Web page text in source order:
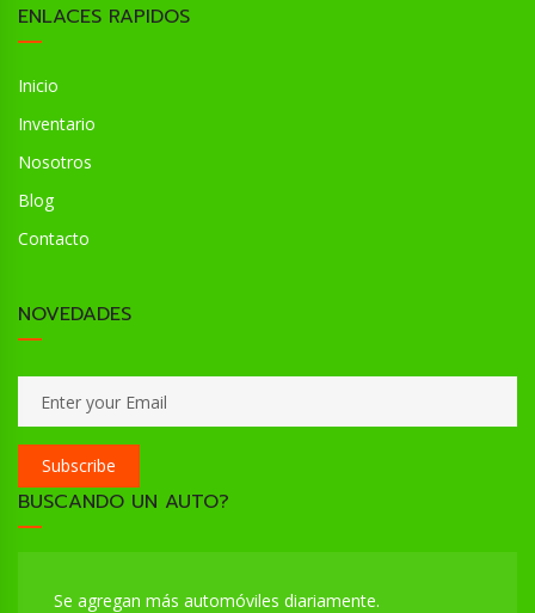
ENLACES RAPIDOS
Inicio
Inventario
Nosotros
Blog
Contacto
NOVEDADES
Subscribe
BUSCANDO UN AUTO?
Se agregan más automóviles diariamente.